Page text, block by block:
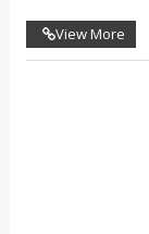
View More